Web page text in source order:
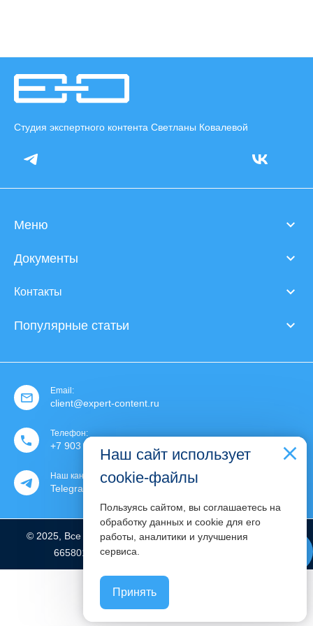
Студия экспертного контента Светланы Ковалевой
Меню
Документы
Контакты
Популярные статьи
Email:
client@expert-content.ru
Телефон:
+7 903 130 30 76
Наш канал:
Telegram
© 2025, Все права защищены | ИП Ковалева С. Р. | ИНН:
665801776712 | ОГРНИП: 319665800022369
Наш сайт использует
cookie-файлы
Пользуясь сайтом, вы соглашаетесь на
обработку данных и cookie для его
работы, аналитики и улучшения
сервиса.
Принять